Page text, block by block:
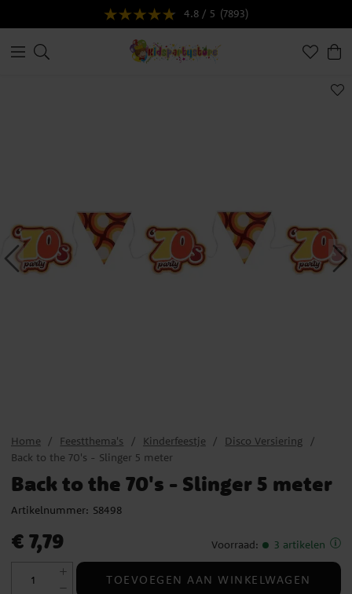
4.8 / 5 (7893)
Home Feestthema's Kinderfeestje
Disco Versiering
Back to the 70's - Slinger 5 meter
Back to the 70's - Slinger 5 meter
Artikelnummer: S8498
Prijs: € 7,79
€ 7,79 Voorraad: 3 artikelen
TOEVOEGEN AAN WINKELWAGEN